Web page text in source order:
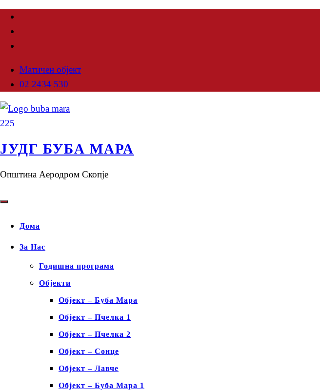
Матичен објект
02 2434 530
ЈУДГ БУБА МАРА
Општина Аеродром Скопје
Дома
За Нас
Годишна програма
Објекти
Објект – Буба Мара
Објект – Пчелка 1
Објект – Пчелка 2
Објект – Сонце
Објект – Лавче
Објект – Буба Мара 1